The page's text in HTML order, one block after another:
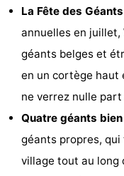
La Fête des
annuelles en juillet,
géants belges et
en un cortège haut
ne verrez nulle
Quatre géants bien
géants propres,
village tout au long